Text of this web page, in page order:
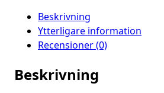
mängd
Beskrivning
Ytterligare information
Recensioner (0)
Beskrivning